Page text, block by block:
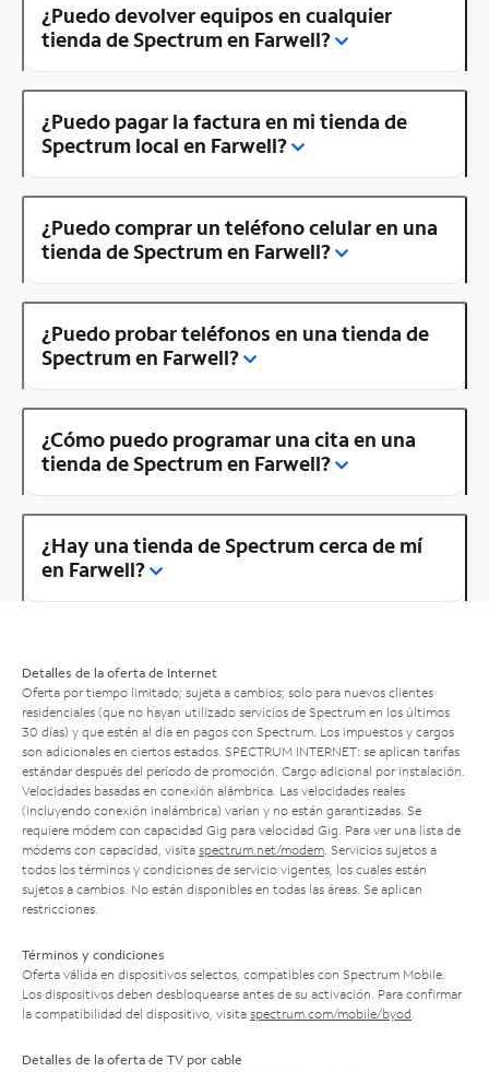
¿Puedo devolver equipos en cualquier
tienda de Spectrum en Farwell?
¿Puedo pagar la factura en mi tienda de
Spectrum local en Farwell?
¿Puedo comprar un teléfono celular en una
tienda de Spectrum en Farwell?
¿Puedo probar teléfonos en una tienda de
Spectrum en Farwell?
¿Cómo puedo programar una cita en una
tienda de Spectrum en Farwell?
¿Hay una tienda de Spectrum cerca de mí
en Farwell?
Detalles de la oferta de Internet
Oferta por tiempo limitado; sujeta a cambios; solo para nuevos clientes
residenciales (que no hayan utilizado servicios de Spectrum en los últimos
30 días) y que estén al día en pagos con Spectrum. Los impuestos y cargos
son adicionales en ciertos estados. SPECTRUM INTERNET: se aplican tarifas
estándar después del período de promoción. Cargo adicional por instalación.
Velocidades basadas en conexión alámbrica. Las velocidades reales
(incluyendo conexión inalámbrica) varían y no están garantizadas. Se
requiere módem con capacidad Gig para velocidad Gig. Para ver una lista de
módems con capacidad, visita spectrum.net/modem . Servicios sujetos a
todos los términos y condiciones de servicio vigentes, los cuales están
sujetos a cambios. No están disponibles en todas las áreas. Se aplican
restricciones.
Términos y condiciones
Oferta válida en dispositivos selectos, compatibles con Spectrum Mobile.
Los dispositivos deben desbloquearse antes de su activación. Para confirmar
la compatibilidad del dispositivo, visita spectrum.com/mobile/byod
Detalles de la oferta de TV por cable